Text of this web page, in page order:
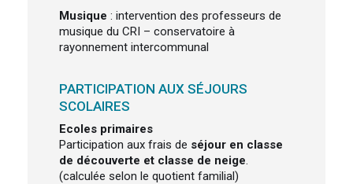
Musique : intervention des professeurs de
musique du CRI – conservatoire à
rayonnement intercommunal
PARTICIPATION AUX SÉJOURS
SCOLAIRES
Ecoles primaires
Participation aux frais de séjour en classe
de découverte et classe de neige
(calculée selon le quotient familial)